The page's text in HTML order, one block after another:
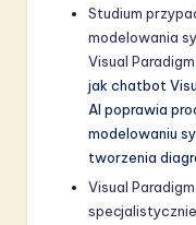
Studium
modelowania
Visual Paradigm
jak chatbot
AI poprawia
modelowaniu
tworzenia
Visual